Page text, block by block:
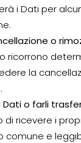
i Dati per
o
ricorrono
la
Dati o farli
di ricevere i
comune e